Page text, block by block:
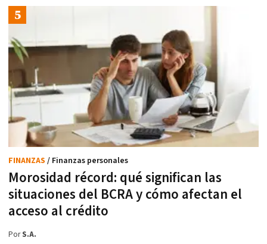
Morosidad récord: qué significan las
situaciones del BCRA y cómo afectan el
acceso al crédito
FINANZAS / Finanzas personales
PorS.A.